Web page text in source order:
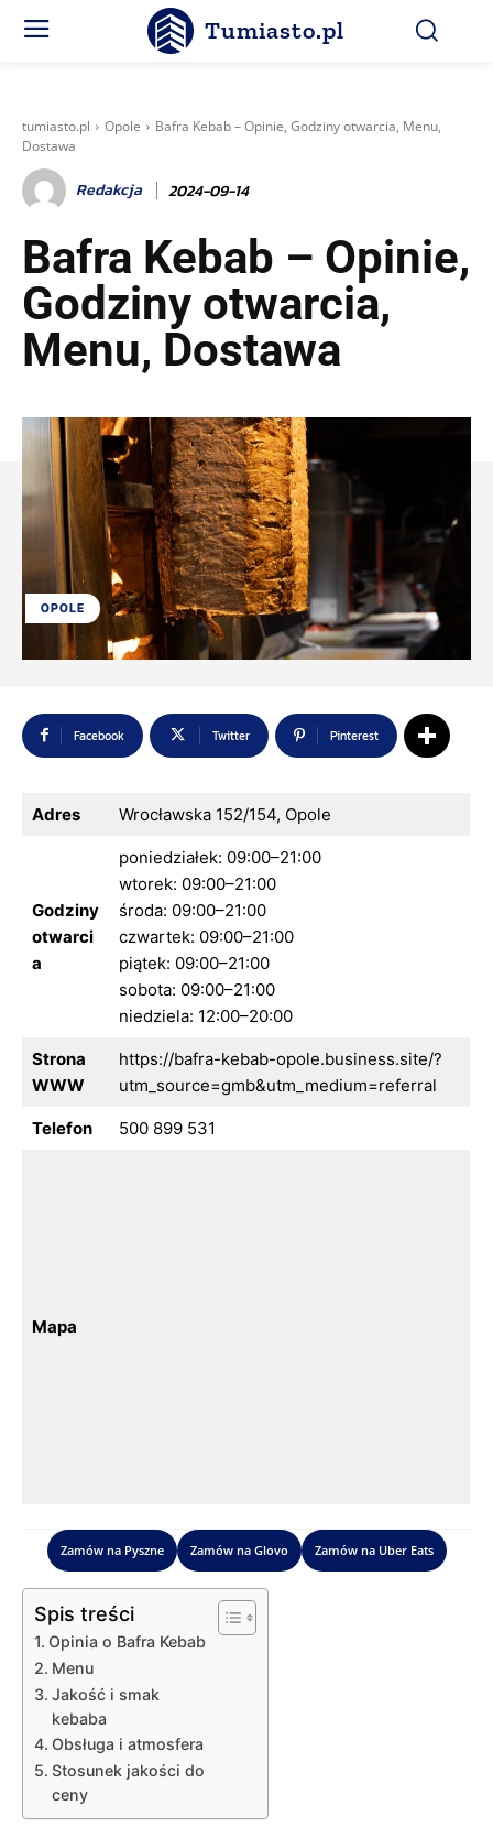
Tumiasto.pl
tumiasto.pl Opole
Bafra Kebab – Opinie, Godziny otwarcia, Menu,
Dostawa
Redakcja 2024-09-14
Bafra Kebab – Opinie,
Godziny otwarcia,
Menu, Dostawa
OPOLE
Facebook Twitter Pinterest
Adres Wrocławska 152/154, Opole
Godziny
otwarci
a
poniedziałek: 09:00–21:00
wtorek: 09:00–21:00
środa: 09:00–21:00
czwartek: 09:00–21:00
piątek: 09:00–21:00
sobota: 09:00–21:00
niedziela: 12:00–20:00
Strona
WWW
https://bafra-kebab-opole.business.site/?
utm_source=gmb&utm_medium=referral
Telefon 500 899 531
Mapa
Zamów na Pyszne Zamów na Glovo Zamów na Uber Eats
Spis treści
Opinia o Bafra Kebab
Menu
Jakość i smak
kebaba
Obsługa i atmosfera
Stosunek jakości do
ceny